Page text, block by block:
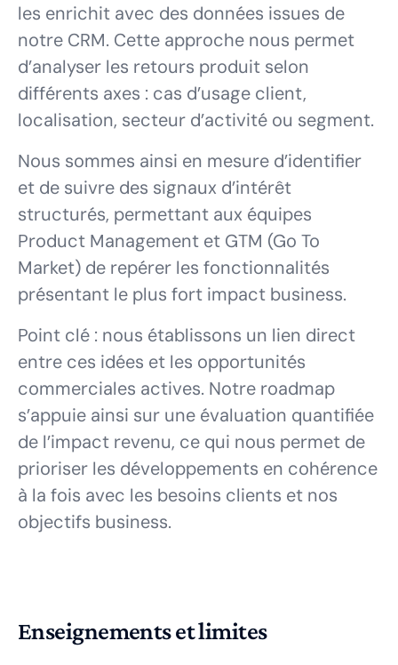
les enrichit avec des données issues de
notre CRM. Cette approche nous permet
d’analyser les retours produit selon
différents axes : cas d’usage client,
localisation, secteur d’activité ou segment.
Nous sommes ainsi en mesure d’identifier
et de suivre des signaux d’intérêt
structurés, permettant aux équipes
Product Management et GTM (Go To
Market) de repérer les fonctionnalités
présentant le plus fort impact business.
Point clé : nous établissons un lien direct
entre ces idées et les opportunités
commerciales actives. Notre roadmap
s’appuie ainsi sur une évaluation quantifiée
de l’impact revenu, ce qui nous permet de
prioriser les développements en cohérence
à la fois avec les besoins clients et nos
objectifs business.
Enseignements et limites